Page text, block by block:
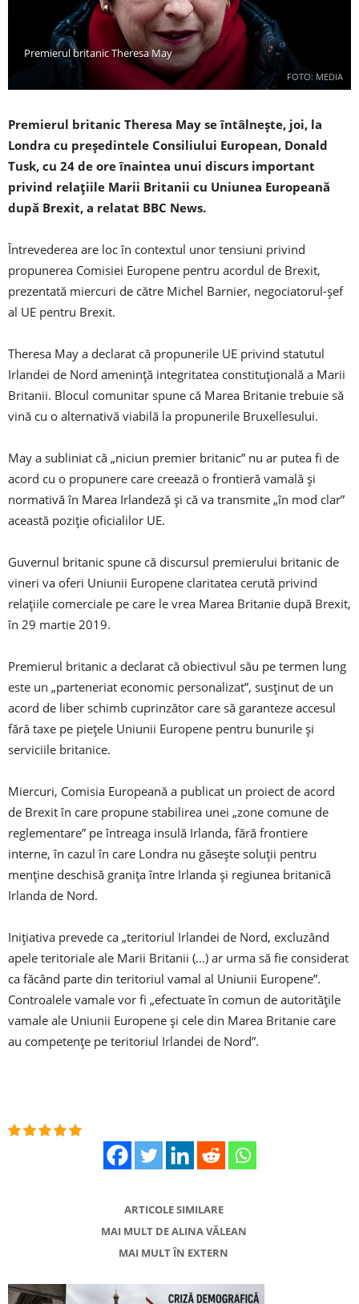
FOTO: MEDIA
Premierul britanic Theresa May
Premierul britanic Theresa May se întâlneşte, joi, la
Londra cu preşedintele Consiliului European, Donald
Tusk, cu 24 de ore înaintea unui discurs important
privind relaţiile Marii Britanii cu Uniunea Europeană
după Brexit, a relatat BBC News.
Întrevederea are loc în contextul unor tensiuni privind
propunerea Comisiei Europene pentru acordul de Brexit,
prezentată miercuri de către Michel Barnier, negociatorul-şef
al UE pentru Brexit.
Theresa May a declarat că propunerile UE privind statutul
Irlandei de Nord ameninţă integritatea constituţională a Marii
Britanii. Blocul comunitar spune că Marea Britanie trebuie să
vină cu o alternativă viabilă la propunerile Bruxellesului.
May a subliniat că „niciun premier britanic” nu ar putea fi de
acord cu o propunere care creează o frontieră vamală şi
normativă în Marea Irlandeză şi că va transmite „în mod clar”
această poziţie oficialilor UE.
Guvernul britanic spune că discursul premierului britanic de
vineri va oferi Uniunii Europene claritatea cerută privind
relaţiile comerciale pe care le vrea Marea Britanie după Brexit,
în 29 martie 2019.
Premierul britanic a declarat că obiectivul său pe termen lung
este un „parteneriat economic personalizat”, susţinut de un
acord de liber schimb cuprinzător care să garanteze accesul
fără taxe pe pieţele Uniunii Europene pentru bunurile şi
serviciile britanice.
Miercuri, Comisia Europeană a publicat un proiect de acord
de Brexit în care propune stabilirea unei „zone comune de
reglementare” pe întreaga insulă Irlanda, fără frontiere
interne, în cazul în care Londra nu găseşte soluţii pentru
menţine deschisă graniţa între Irlanda şi regiunea britanică
Irlanda de Nord.
Iniţiativa prevede ca „teritoriul Irlandei de Nord, excluzând
apele teritoriale ale Marii Britanii (…) ar urma să fie considerat
ca făcând parte din teritoriul vamal al Uniunii Europene”.
Controalele vamale vor fi „efectuate în comun de autorităţile
vamale ale Uniunii Europene şi cele din Marea Britanie care
au competenţe pe teritoriul Irlandei de Nord”.
ARTICOLE SIMILARE
MAI MULT DE ALINA VĂLEAN
MAI MULT ÎN EXTERN